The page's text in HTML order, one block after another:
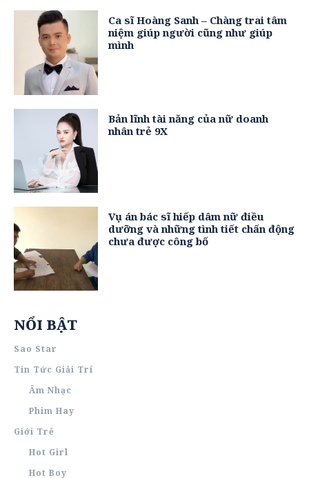
Ca sĩ Hoàng Sanh – Chàng trai tâm
niệm giúp người cũng như giúp
mình
Bản lĩnh tài năng của nữ doanh
nhân trẻ 9X
Vụ án bác sĩ hiếp dâm nữ điều
dưỡng và những tình tiết chấn động
chưa được công bố
NỔI BẬT
Sao Star
Tin Tức Giải Trí
Âm Nhạc
Phim Hay
Giới Trẻ
Hot Girl
Hot Boy